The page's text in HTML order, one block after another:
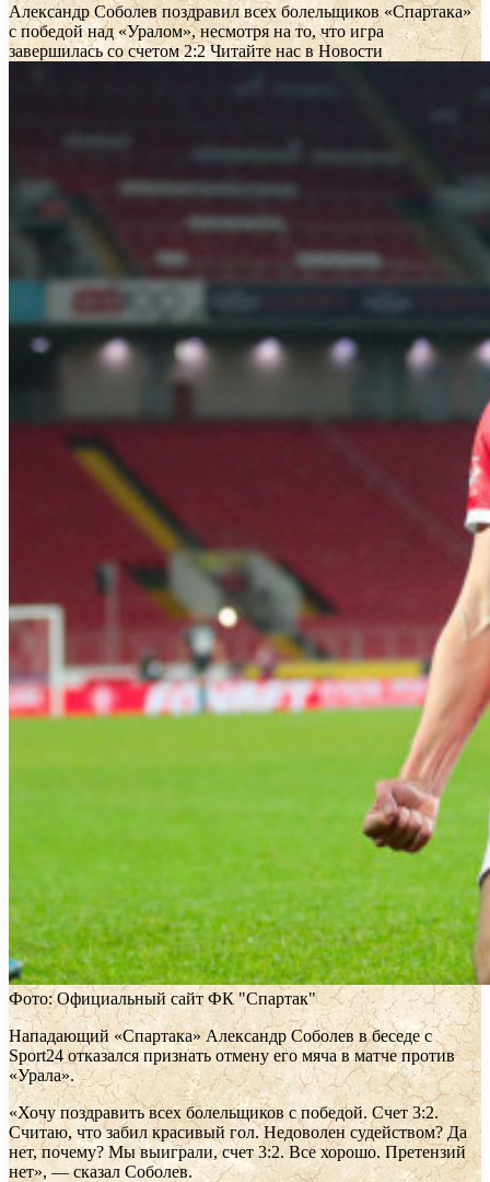
Александр Соболев поздравил всех болельщиков «Спартака»
с победой над «Уралом», несмотря на то, что игра
завершилась со счетом 2:2 Читайте нас в Новости
Фото: Официальный сайт ФК "Спартак"
Нападающий «Спартака» Александр Соболев в беседе с
Sport24 отказался признать отмену его мяча в матче против
«Урала».
«Хочу поздравить всех болельщиков с победой. Счет 3:2.
Считаю, что забил красивый гол. Недоволен судейством? Да
нет, почему? Мы выиграли, счет 3:2. Все хорошо. Претензий
нет», — сказал Соболев.